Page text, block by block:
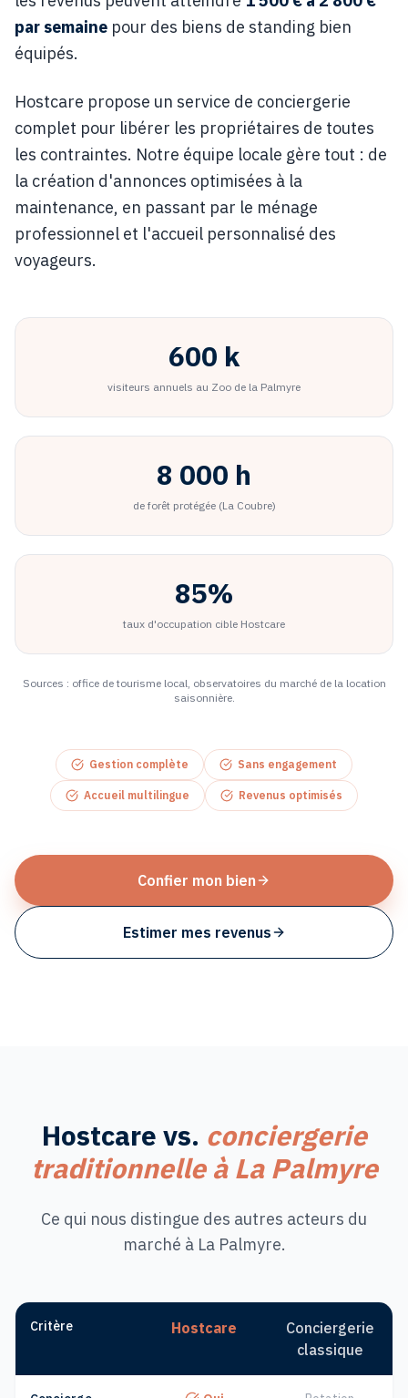
par semaine pour des biens de standing bien
équipés.
Hostcare propose un service de conciergerie
complet pour libérer les propriétaires de toutes
les contraintes. Notre équipe locale gère tout : de
la création d'annonces optimisées à la
maintenance, en passant par le ménage
professionnel et l'accueil personnalisé des
voyageurs.
600 k
visiteurs annuels au Zoo de la Palmyre
8 000 h
de forêt protégée (La Coubre)
85%
taux d'occupation cible Hostcare
Sources : office de tourisme local, observatoires du marché de la location
saisonnière.
Gestion complète Sans engagement
Accueil multilingue Revenus optimisés
Confier mon bien
Estimer mes revenus
Hostcare vs. conciergerie
traditionnelle à La Palmyre
Ce qui nous distingue des autres acteurs du
marché à La Palmyre.
Critère Hostcare
Conciergerie
classique